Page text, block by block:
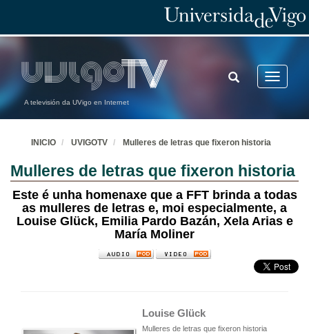
A televisión da UVigo en Internet
Toggle
TOGGLE
SEARCH
INICIO UVIGOTV Mulleres de letras que fixeron historia
Mulleres de letras que fixeron historia
Este é unha homenaxe que a FFT brinda a todas
as mulleres de letras e, moi especialmente, a
Louise Glück, Emilia Pardo Bazán, Xela Arias e
María Moliner
Louise Glück
Mulleres de letras que fixeron historia